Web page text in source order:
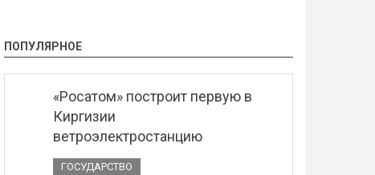
ПОПУЛЯРНОЕ
«Росатом» построит первую в
Киргизии
ветроэлектростанцию
ГОСУДАРСТВО